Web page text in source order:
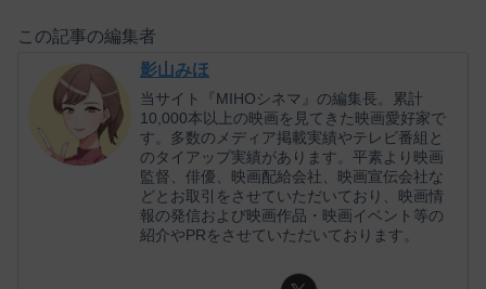
この記事の編集者
影山みほ
当サイト『MIHOシネマ』の編集長。累計
10,000本以上の映画を見てきた映画愛好家で
す。多数のメディア掲載実績やテレビ番組と
のタイアップ実績があります。平素より映画
監督、俳優、映画配給会社、映画宣伝会社な
どとお取引をさせていただいており、映画情
報の発信および映画作品・映画イベント等の
紹介やPRをさせていただいております。